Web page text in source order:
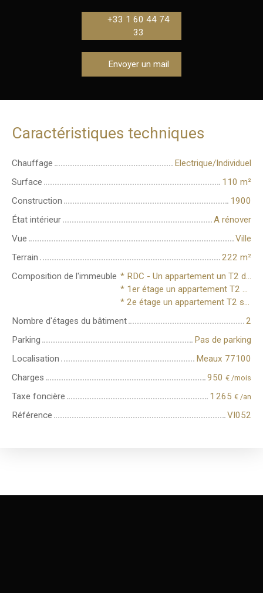
+33 1 60 44 74
33
Envoyer un mail
Caractéristiques techniques
Chauffage
Electrique/Individuel
Surface
110 m²
Construction
1900
État intérieur
A rénover
Vue
Ville
Terrain
222 m²
Composition de l'immeuble
* RDC - Un appartement un T2 de 38,96 classé G avec jardin
* 1er étage un appartement T2 de 36,31M2 classé G.
* 2e étage un appartement T2 sous combles de 15,24M2 classé G
Nombre d'étages du bâtiment
2
Parking
Pas de parking
Localisation
Meaux 77100
Charges
950 € /mois
Taxe foncière 1 265 € /an
Référence VI052